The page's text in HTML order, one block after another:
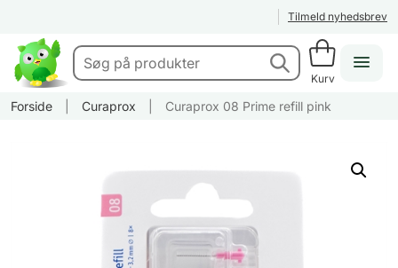
Tilmeld nyhedsbrev
Kurv
Forside Curaprox Curaprox 08 Prime refill pink